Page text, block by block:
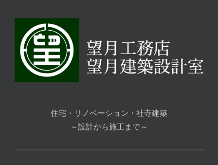
住宅・リノベーション・社寺建築
～設計から施工まで～